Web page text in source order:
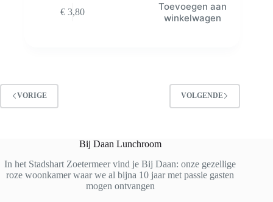
€3,80
Toevoegen aan
winkelwagen
VORIGE VOLGENDE
Bij Daan Lunchroom
In het Stadshart Zoetermeer vind je Bij Daan: onze gezellige
roze woonkamer waar we al bijna 10 jaar met passie gasten
mogen ontvangen